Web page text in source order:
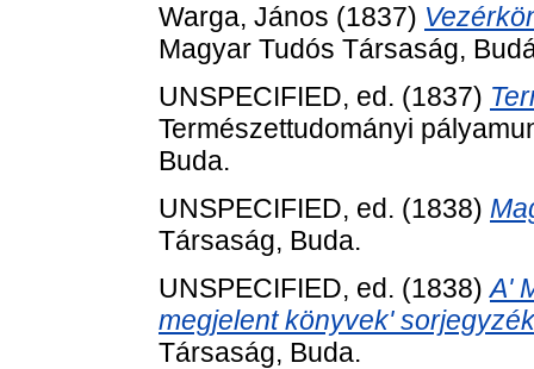
Warga, János (1837)
Magyar Tudós Társaság,
UNSPECIFIED, ed. (1837)
Természettudományi
Buda.
UNSPECIFIED, ed. (1838)
Társaság, Buda.
UNSPECIFIED, ed. (1838)A'
megjelent könyvek'
Társaság, Buda.